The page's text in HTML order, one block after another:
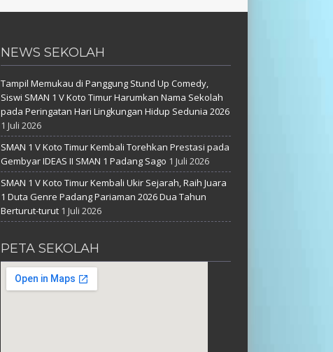
NEWS SEKOLAH
Tampil Memukau di Panggung Stund Up Comedy,
Siswi SMAN 1 V Koto Timur Harumkan Nama Sekolah
pada Peringatan Hari Lingkungan Hidup Sedunia 2026
1 Juli 2026
SMAN 1 V Koto Timur Kembali Torehkan Prestasi pada
Gembyar IDEAS II SMAN 1 Padang Sago 1 Juli 2026
SMAN 1 V Koto Timur Kembali Ukir Sejarah, Raih Juara
1 Duta Genre Padang Pariaman 2026 Dua Tahun
Berturut-turut 1 Juli 2026
PETA SEKOLAH